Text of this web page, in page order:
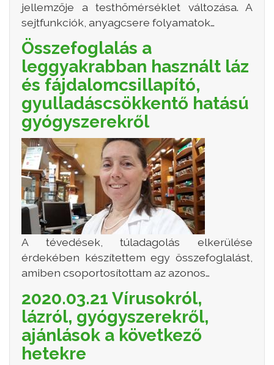
jellemzője a testhőmérséklet változása. A
sejtfunkciók, anyagcsere folyamatok…
Összefoglalás a
leggyakrabban használt láz
és fájdalomcsillapító,
gyulladáscsökkentő hatású
gyógyszerekről
A tévedések, túladagolás elkerülése
érdekében készítettem egy összefoglalást,
amiben csoportosítottam az azonos…
2020.03.21 Vírusokról,
lázról, gyógyszerekről,
ajánlások a következő
hetekre